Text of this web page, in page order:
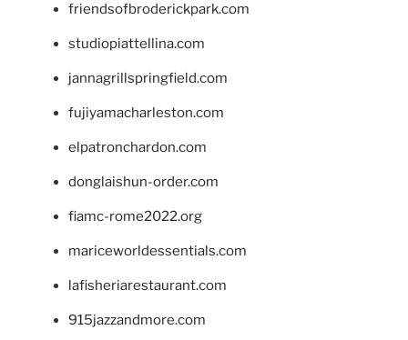
friendsofbroderickpark.com
studiopiattellina.com
jannagrillspringfield.com
fujiyamacharleston.com
elpatronchardon.com
donglaishun-order.com
fiamc-rome2022.org
mariceworldessentials.com
lafisheriarestaurant.com
915jazzandmore.com